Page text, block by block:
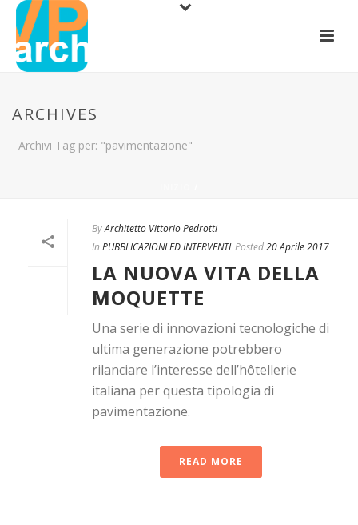
ARCHIVES
Archivi Tag per: "pavimentazione"
ByArchitetto Vittorio Pedrotti
In PUBBLICAZIONI ED INTERVENTI Posted20 Aprile 2017
LA NUOVA VITA DELLA
MOQUETTE
Una serie di innovazioni tecnologiche di
ultima generazione potrebbero
rilanciare l’interesse dell’hôtellerie
italiana per questa tipologia di
pavimentazione.
READ MORE